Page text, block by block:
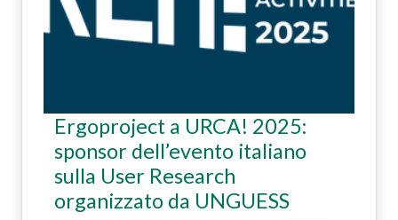
Ergoproject a URCA! 2025:
sponsor dell’evento italiano
sulla User Research
organizzato da UNGUESS